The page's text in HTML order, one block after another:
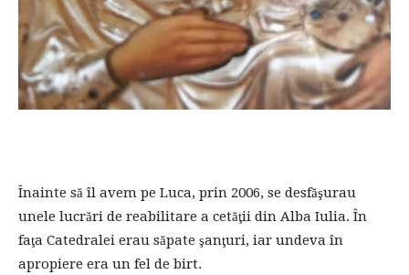
Înainte să îl avem pe Luca, prin 2006, se desfăşurau
unele lucrări de reabilitare a cetăţii din Alba Iulia. În
faţa Catedralei erau săpate şanţuri, iar undeva în
apropiere era un fel de birt.